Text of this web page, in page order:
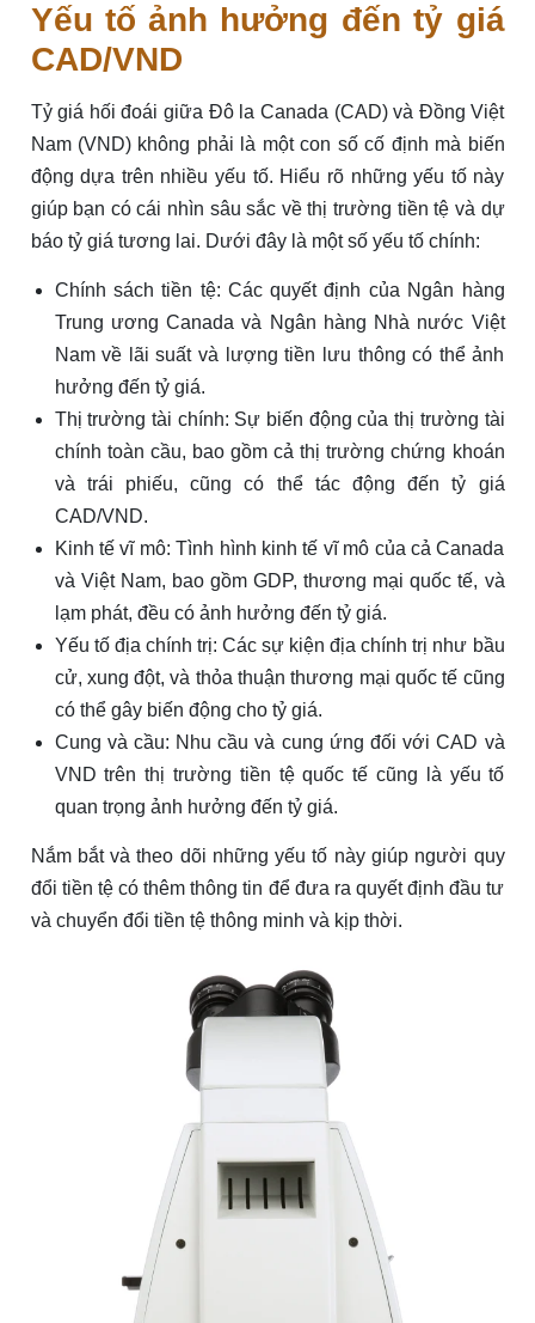
Yếu tố ảnh hưởng đến tỷ giá
CAD/VND
Tỷ giá hối đoái giữa Đô la Canada (CAD) và Đồng Việt
Nam (VND) không phải là một con số cố định mà biến
động dựa trên nhiều yếu tố. Hiểu rõ những yếu tố này
giúp bạn có cái nhìn sâu sắc về thị trường tiền tệ và dự
báo tỷ giá tương lai. Dưới đây là một số yếu tố chính:
Chính sách tiền tệ: Các quyết định của Ngân hàng
Trung ương Canada và Ngân hàng Nhà nước Việt
Nam về lãi suất và lượng tiền lưu thông có thể ảnh
hưởng đến tỷ giá.
Thị trường tài chính: Sự biến động của thị trường tài
chính toàn cầu, bao gồm cả thị trường chứng khoán
và trái phiếu, cũng có thể tác động đến tỷ giá
CAD/VND.
Kinh tế vĩ mô: Tình hình kinh tế vĩ mô của cả Canada
và Việt Nam, bao gồm GDP, thương mại quốc tế, và
lạm phát, đều có ảnh hưởng đến tỷ giá.
Yếu tố địa chính trị: Các sự kiện địa chính trị như bầu
cử, xung đột, và thỏa thuận thương mại quốc tế cũng
có thể gây biến động cho tỷ giá.
Cung và cầu: Nhu cầu và cung ứng đối với CAD và
VND trên thị trường tiền tệ quốc tế cũng là yếu tố
quan trọng ảnh hưởng đến tỷ giá.
Nắm bắt và theo dõi những yếu tố này giúp người quy
đổi tiền tệ có thêm thông tin để đưa ra quyết định đầu tư
và chuyển đổi tiền tệ thông minh và kịp thời.